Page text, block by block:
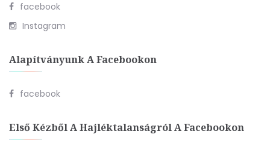
facebook
Instagram
Alapítványunk A Facebookon
facebook
Első Kézből A Hajléktalanságról A Facebookon